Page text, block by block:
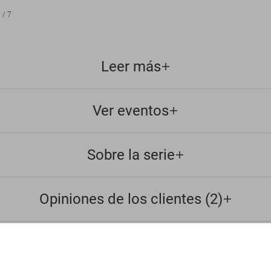
/7
Leer más
Ver eventos
Sobre la serie
Opiniones de los clientes (2)